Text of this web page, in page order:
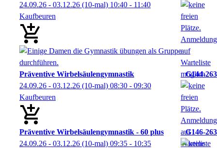
24.09.26 - 03.12.26 (10-mal) 10:40 - 11:40
Kaufbeuren
Präventive Wirbelsäulengymnastik
G144-263
24.09.26 - 03.12.26 (10-mal) 08:30 - 09:30
Kaufbeuren
Präventive Wirbelsäulengymnastik - 60 plus
G146-263
24.09.26 - 03.12.26 (10-mal) 09:35 - 10:35